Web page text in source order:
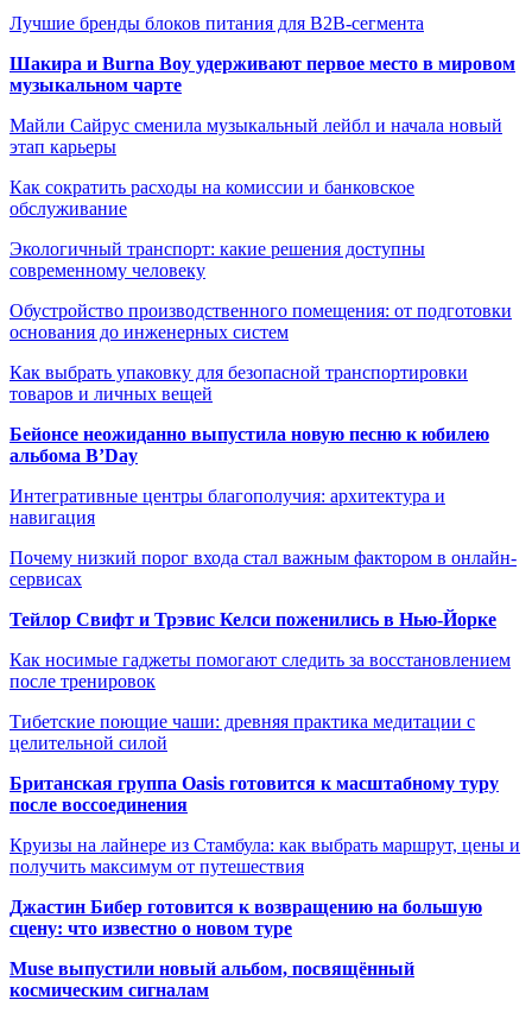
Лучшие бренды блоков питания для B2B-сегмента
Шакира и Burna Boy удерживают первое место в мировом
музыкальном чарте
Майли Сайрус сменила музыкальный лейбл и начала новый
этап карьеры
Как сократить расходы на комиссии и банковское
обслуживание
Экологичный транспорт: какие решения доступны
современному человеку
Обустройство производственного помещения: от подготовки
основания до инженерных систем
Как выбрать упаковку для безопасной транспортировки
товаров и личных вещей
Бейонсе неожиданно выпустила новую песню к юбилею
альбома B’Day
Интегративные центры благополучия: архитектура и
навигация
Почему низкий порог входа стал важным фактором в онлайн-
сервисах
Тейлор Свифт и Трэвис Келси поженились в Нью-Йорке
Как носимые гаджеты помогают следить за восстановлением
после тренировок
Тибетские поющие чаши: древняя практика медитации с
целительной силой
Британская группа Oasis готовится к масштабному туру
после воссоединения
Круизы на лайнере из Стамбула: как выбрать маршрут, цены и
получить максимум от путешествия
Джастин Бибер готовится к возвращению на большую
сцену: что известно о новом туре
Muse выпустили новый альбом, посвящённый
космическим сигналам